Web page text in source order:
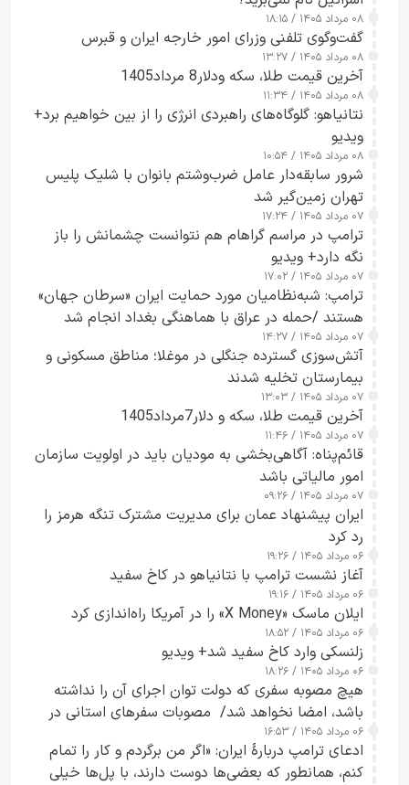
۰۸ مرداد ۱۴۰۵ / ۱۸:۱۵
گفت‌وگوی تلفنی وزرای امور خارجه ایران و قبرس
۰۸ مرداد ۱۴۰۵ / ۱۳:۲۷
آخرین قیمت طلا، سکه ودلار8 مرداد1405
۰۸ مرداد ۱۴۰۵ / ۱۱:۳۴
نتانیاهو: گلوگاه‌های راهبردی انرژی را از بین خواهیم برد+
ویدیو
۰۸ مرداد ۱۴۰۵ / ۱۰:۵۴
شرور سابقه‌دار عامل ضرب‌وشتم بانوان با شلیک پلیس
تهران زمین‌گیر شد
۰۷ مرداد ۱۴۰۵ / ۱۷:۲۴
ترامپ در مراسم گراهام هم نتوانست چشمانش را باز
نگه دارد+ ویدیو
۰۷ مرداد ۱۴۰۵ / ۱۷:۰۲
ترامپ: شبه‌نظامیان مورد حمایت ایران «سرطان جهان»
هستند /حمله در عراق با هماهنگی بغداد انجام شد
۰۷ مرداد ۱۴۰۵ / ۱۴:۲۷
آتش‌سوزی گسترده جنگلی در موغلا؛ مناطق مسکونی و
بیمارستان تخلیه شدند
۰۷ مرداد ۱۴۰۵ / ۱۳:۰۳
آخرین قیمت طلا، سکه و دلار7مرداد1405
۰۷ مرداد ۱۴۰۵ / ۱۱:۴۶
قائم‌پناه: آگاهی‌بخشی به مودیان باید در اولویت سازمان
امور مالیاتی باشد
۰۷ مرداد ۱۴۰۵ / ۰۹:۲۶
ایران پیشنهاد عمان برای مدیریت مشترک تنگه هرمز را
رد کرد
۰۶ مرداد ۱۴۰۵ / ۱۹:۲۶
آغاز نشست ترامپ با نتانیاهو در کاخ سفید
۰۶ مرداد ۱۴۰۵ / ۱۹:۱۶
ایلان ماسک «X Money» را در آمریکا راه‌اندازی کرد
۰۶ مرداد ۱۴۰۵ / ۱۸:۵۲
زلنسکی وارد کاخ سفید شد+ ویدیو
۰۶ مرداد ۱۴۰۵ / ۱۸:۲۶
هیچ مصوبه سفری که دولت توان اجرای آن را نداشته
باشد، امضا نخواهد شد/ مصوبات سفرهای استانی در
چارچوب قانون بودجه است+ عکس
۰۶ مرداد ۱۴۰۵ / ۱۶:۵۳
ادعای ترامپ دربارهٔ ایران: «اگر من برگردم و کار را تمام
کنم، همانطور که بعضی‌ها دوست دارند، با پل‌ها خیلی